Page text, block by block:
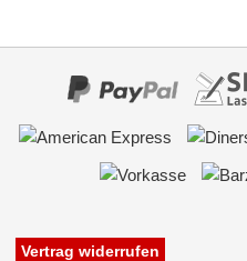
Zubehör
Vertrag widerrufen